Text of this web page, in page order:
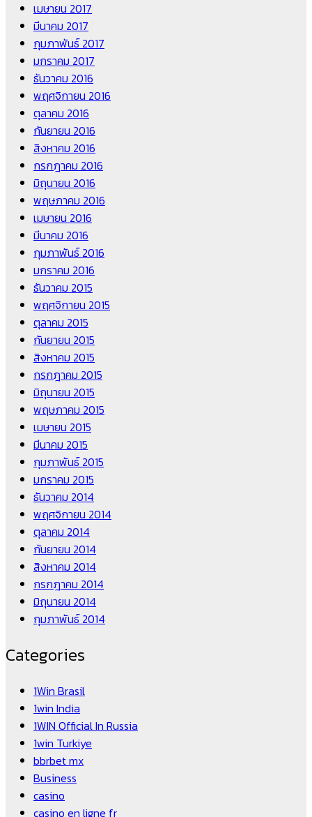
เมษายน 2017
มีนาคม 2017
กุมภาพันธ์ 2017
มกราคม 2017
ธันวาคม 2016
พฤศจิกายน 2016
ตุลาคม 2016
กันยายน 2016
สิงหาคม 2016
กรกฎาคม 2016
มิถุนายน 2016
พฤษภาคม 2016
เมษายน 2016
มีนาคม 2016
กุมภาพันธ์ 2016
มกราคม 2016
ธันวาคม 2015
พฤศจิกายน 2015
ตุลาคม 2015
กันยายน 2015
สิงหาคม 2015
กรกฎาคม 2015
มิถุนายน 2015
พฤษภาคม 2015
เมษายน 2015
มีนาคม 2015
กุมภาพันธ์ 2015
มกราคม 2015
ธันวาคม 2014
พฤศจิกายน 2014
ตุลาคม 2014
กันยายน 2014
สิงหาคม 2014
กรกฎาคม 2014
มิถุนายน 2014
กุมภาพันธ์ 2014
Categories
1Win Brasil
1win India
1WIN Official In Russia
1win Turkiye
bbrbet mx
Business
casino
casino en ligne fr